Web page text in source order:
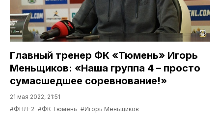
Главный тренер ФК «Тюмень» Игорь
Меньщиков: «Наша группа 4 – просто
сумасшедшее соревнование!»
21 мая 2022, 21:51
#ФНЛ-2 #ФК Тюмень #Игорь Меньщиков